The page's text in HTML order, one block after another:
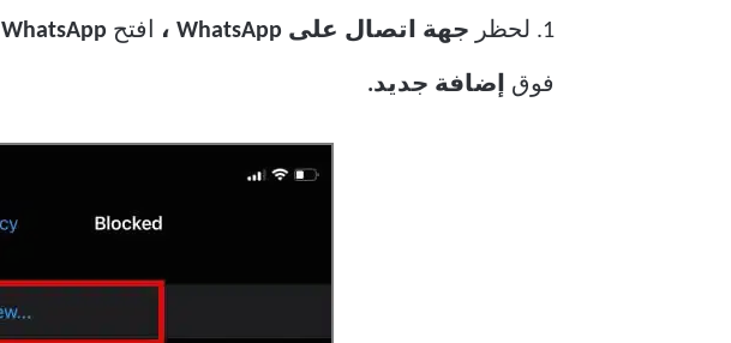
1. لحظر جهة اتصال على WhatsApp ، افتح WhatsApp
فوق إضافة جديد.